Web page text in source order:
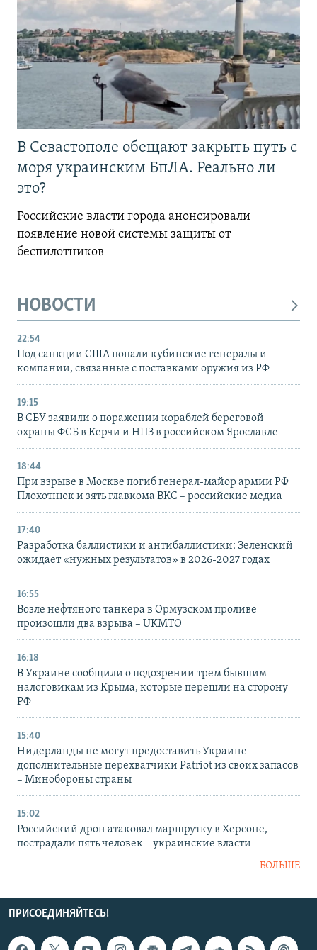
В Севастополе обещают закрыть путь с
моря украинским БпЛА. Реально ли
это?
Российские власти города анонсировали
появление новой системы защиты от
беспилотников
НОВОСТИ
22:54
Под санкции США попали кубинские генералы и
компании, связанные с поставками оружия из РФ
19:15
В СБУ заявили о поражении кораблей береговой
охраны ФСБ в Керчи и НПЗ в российском Ярославле
18:44
При взрыве в Москве погиб генерал-майор армии РФ
Плохотнюк и зять главкома ВКС – российские медиа
17:40
Разработка баллистики и антибаллистики: Зеленский
ожидает «нужных результатов» в 2026-2027 годах
16:55
Возле нефтяного танкера в Ормузском проливе
произошли два взрыва – UKMTO
16:18
В Украине сообщили о подозрении трем бывшим
налоговикам из Крыма, которые перешли на сторону
РФ
15:40
Нидерланды не могут предоставить Украине
дополнительные перехватчики Patriot из своих запасов
– Минобороны страны
15:02
Российский дрон атаковал маршрутку в Херсоне,
пострадали пять человек – украинские власти
БОЛЬШЕ
ПРИСОЕДИНЯЙТЕСЬ!